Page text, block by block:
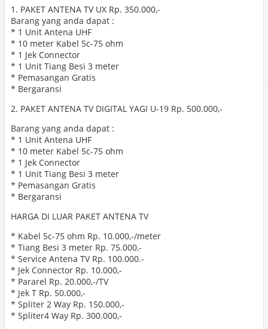
1. PAKET ANTENA TV UX Rp. 350.000,-
Barang yang anda dapat :
* 1 Unit Antena UHF
* 10 meter Kabel 5c-75 ohm
* 1 Jek Connector
* 1 Unit Tiang Besi 3 meter
* Pemasangan Gratis
* Bergaransi
2. PAKET ANTENA TV DIGITAL YAGI U-19 Rp. 500.000,-
Barang yang anda dapat :
* 1 Unit Antena UHF
* 10 meter Kabel 5c-75 ohm
* 1 Jek Connector
* 1 Unit Tiang Besi 3 meter
* Pemasangan Gratis
* Bergaransi
HARGA DI LUAR PAKET ANTENA TV
* Kabel 5c-75 ohm Rp. 10.000,-/meter
* Tiang Besi 3 meter Rp. 75.000,-
* Service Antena TV Rp. 100.000.-
* Jek Connector Rp. 10.000,-
* Pararel Rp. 20.000,-/TV
* Jek T Rp. 50.000,-
* Spliter 2 Way Rp. 150.000,-
* Spliter4 Way Rp. 300.000,-